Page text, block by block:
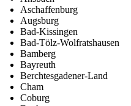
Aschaffenburg
Augsburg
Bad-Kissingen
Bad-Tölz-Wolfratshausen
Bamberg
Bayreuth
Berchtesgadener-Land
Cham
Coburg